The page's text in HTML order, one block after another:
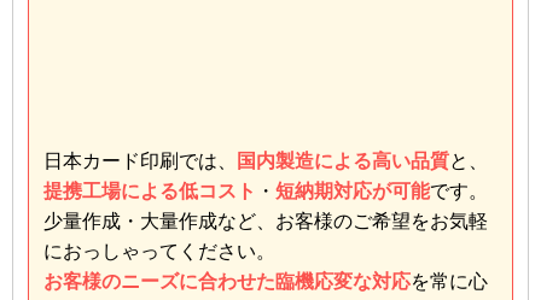
日本カード印刷では、 国内製造による高い品質と、
提携工場による低コスト ・ 短納期対応が可能です。
少量作成・大量作成など、お客様のご希望をお気軽
におっしゃってください。
お客様のニーズに合わせた臨機応変な対応を常に心